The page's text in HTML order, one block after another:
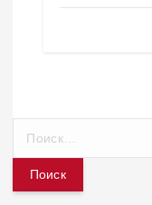
т